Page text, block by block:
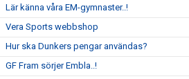
Lär känna våra EM-gymnaster..!
Vera Sports webbshop
Hur ska Dunkers pengar användas?
GF Fram sörjer Embla..!